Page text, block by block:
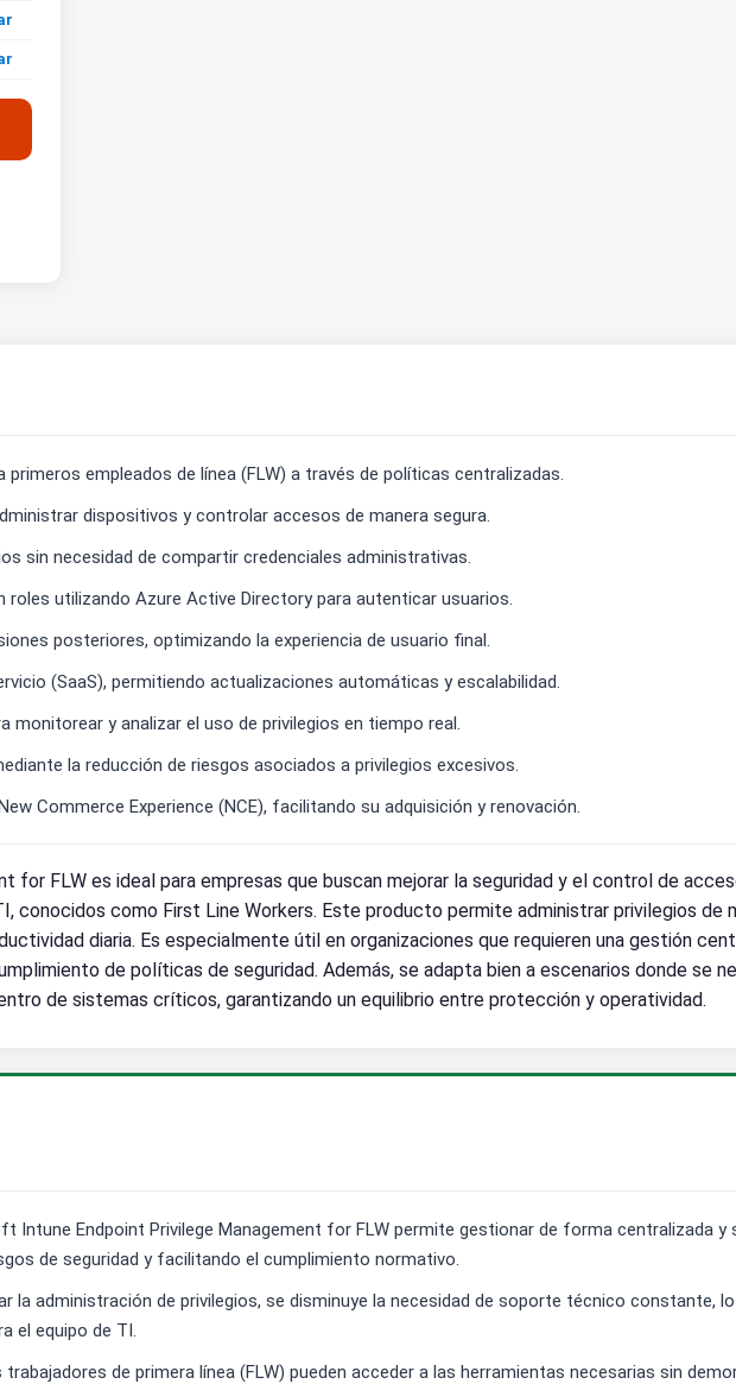
empleados de línea (FLW) a través de políticas centralizadas.
dispositivos y controlar accesos de manera segura.
sin necesidad de compartir credenciales administrativas.
roles utilizando Azure Active Directory para autenticar usuarios.
posteriores, optimizando la experiencia de usuario final.
(SaaS), permitiendo actualizaciones automáticas y escalabilidad.
monitorear y analizar el uso de privilegios en tiempo real.
la reducción de riesgos asociados a privilegios excesivos.
Commerce Experience (NCE), facilitando su adquisición y renovación.
FLW es ideal para empresas que buscan mejorar la seguridad y el control de
conocidos como First Line Workers. Este producto permite administrar privilegios de
diaria. Es especialmente útil en organizaciones que requieren una gestión
de políticas de seguridad. Además, se adapta bien a escenarios donde se
de sistemas críticos, garantizando un equilibrio entre protección y operatividad.
Intune Endpoint Privilege Management for FLW permite gestionar de forma centralizada y
de seguridad y facilitando el cumplimiento normativo.
la administración de privilegios, se disminuye la necesidad de soporte técnico constante,
el equipo de TI.
de primera línea (FLW) pueden acceder a las herramientas necesarias sin